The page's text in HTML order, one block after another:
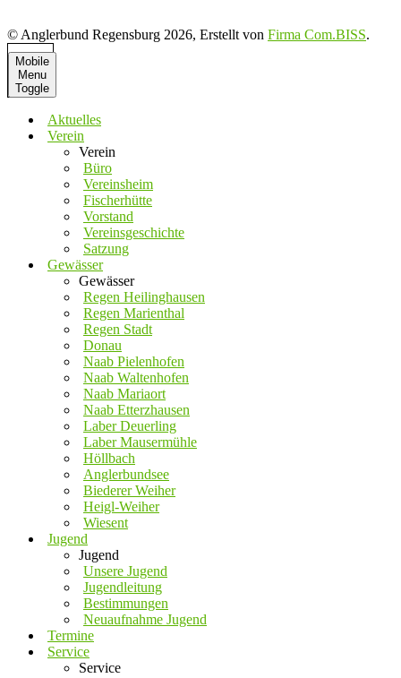
© Anglerbund Regensburg 2026, Erstellt von Firma Com.BISS.
Mobile
Menu
Toggle
Aktuelles
Verein
Verein
Büro
Vereinsheim
Fischerhütte
Vorstand
Vereinsgeschichte
Satzung
Gewässer
Gewässer
Regen Heilinghausen
Regen Marienthal
Regen Stadt
Donau
Naab Pielenhofen
Naab Waltenhofen
Naab Mariaort
Naab Etterzhausen
Laber Deuerling
Laber Mausermühle
Höllbach
Anglerbundsee
Biederer Weiher
Heigl-Weiher
Wiesent
Jugend
Jugend
Unsere Jugend
Jugendleitung
Bestimmungen
Neuaufnahme Jugend
Termine
Service
Service